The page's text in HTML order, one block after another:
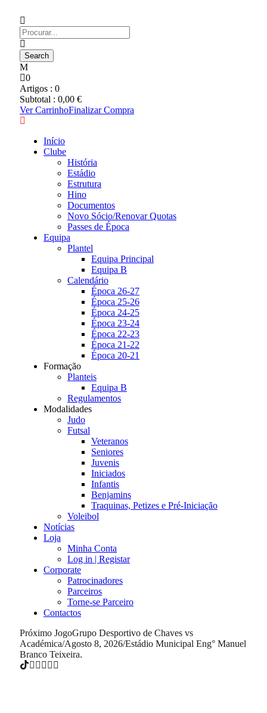
0
Artigos : 0
Subtotal : 0,00 €
Ver CarrinhoFinalizar Compra
Início
Clube
História
Estádio
Estrutura
Hino
Documentos
Novo Sócio/Renovar Quotas
Passes de Época
Equipa
Plantel
Equipa Principal
Equipa B
Calendário
Época 26-27
Época 25-26
Época 24-25
Época 23-24
Época 22-23
Época 21-22
Época 20-21
Formação
Planteis
Equipa B
Regulamentos
Modalidades
Judo
Futsal
Veteranos
Seniores
Juvenis
Iniciados
Infantis
Benjamins
Traquinas, Petizes e Pré-Iniciação
Voleibol
Notícias
Loja
Minha Conta
Log in | Registar
Corporate
Patrocinadores
Parceiros
Torne-se Parceiro
Contactos
Próximo JogoGrupo Desportivo de Chaves vs
Académica/Agosto 8, 2026/Estádio Municipal Eng° Manuel
Branco Teixeira.